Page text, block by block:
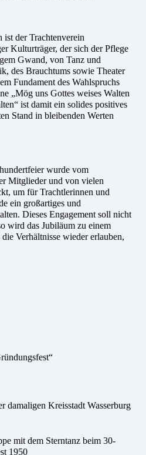
ist der Trachtenverein
Kulturträger, der sich der Pflege
Gwand, von Tanz und
des Brauchtums sowie Theater
Fundament des Wahlspruchs
„Mög uns Gottes weises Walten
ist damit ein solides positives
Stand in bleibenden Werten
wurde vom
Mitglieder und von vielen
um für Trachtlerinnen und
ein großartiges und
Dieses Engagement soll nicht
wird das Jubiläum zu einem
Verhältnisse wieder erlauben,
damaligen Kreisstadt Wasserburg
mit dem Sterntanz beim 30-
1950